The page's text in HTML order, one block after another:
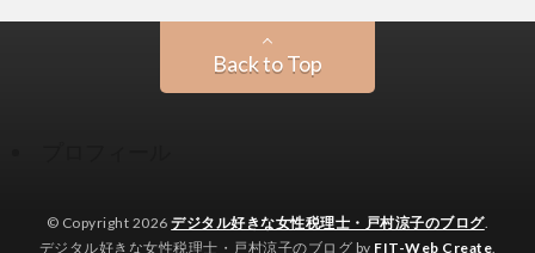
Back to Top
© Copyright 2026デジタル好きな女性税理士・戸村涼子のブログ.
デジタル好きな女性税理士・戸村涼子のブログ by FIT-Web Create.